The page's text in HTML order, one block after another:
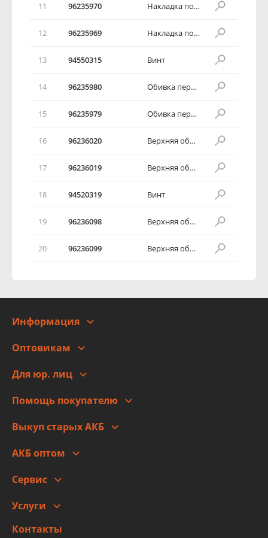
11 96235970 Накладка порога пола задняя в сборе
12 96235969 Накладка порога пола задняя в сборе
13 94550315 Винт
14 96235980 Обивка передней стойки
15 96235979 Обивка передней стойки
16 96236020 Верхняя обивка средней стойки
17 96236019 Верхняя обивка средней стойки
18 94520319 Винт
19 96236098 Верхняя обивка задней стойки
20 96236099 Верхняя обивка задней стойки
Информация
Адреса
Новости
Оптовикам
Для юр. лиц
Помощь покупателю
Оплата
Гарантии и возврат
Выкуп старых АКБ
АКБ оптом
Сервис
Заправка кондиционера авто
Детейлинг
Услуги
высокого давления
Контакты